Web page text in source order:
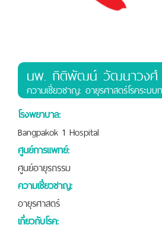
นพ. กิติพัฒน์ วัฒนาวงศ์
ความเชี่ยวชาญ: อายุรศาสตร์โรคระบบ
โรงพยาบาล:
Bangpakok 1 Hospital
ศูนย์การแพทย์:
ศูนย์อายุรกรรม
ความเชี่ยวชาญ:
อายุรศาสตร์
เกี่ยวกับโรค: